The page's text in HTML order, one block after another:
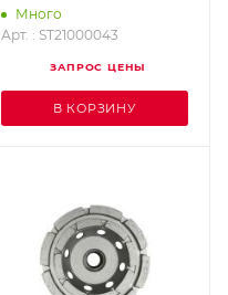
ST21000043
Много
Арт. : ST21000043
ЗАПРОС ЦЕНЫ
В КОРЗИНУ